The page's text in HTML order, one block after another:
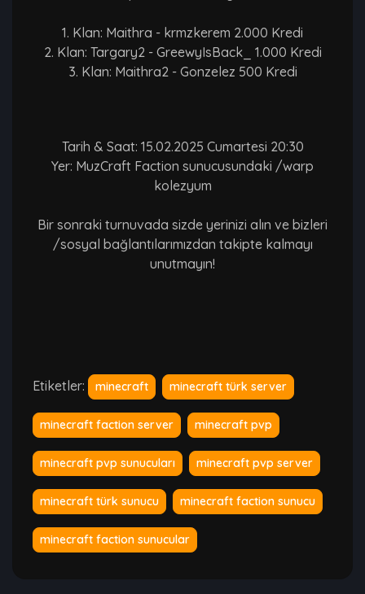
1. Klan: Maithra - krmzkerem 2.000 Kredi
2. Klan: Targary2 - GreewyIsBack_ 1.000 Kredi
3. Klan: Maithra2 - Gonzelez 500 Kredi
Tarih & Saat: 15.02.2025 Cumartesi 20:30
Yer: MuzCraft Faction sunucusundaki /warp
kolezyum
Bir sonraki turnuvada sizde yerinizi alın ve bizleri
/sosyal bağlantılarımızdan takipte kalmayı
unutmayın!
Etiketler: minecraft minecraft türk server
minecraft faction server minecraft pvp
minecraft pvp sunucuları minecraft pvp server
minecraft türk sunucu minecraft faction sunucu
minecraft faction sunucular